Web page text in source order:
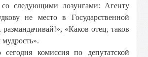
со следующими лозунгами: Агенту
не место в Государственной
«Каков отец, таков
комиссия по депутатской